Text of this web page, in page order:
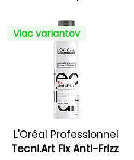
Viac variantov
L'Oréal Professionnel
Tecni.Art Fix Anti-Frizz